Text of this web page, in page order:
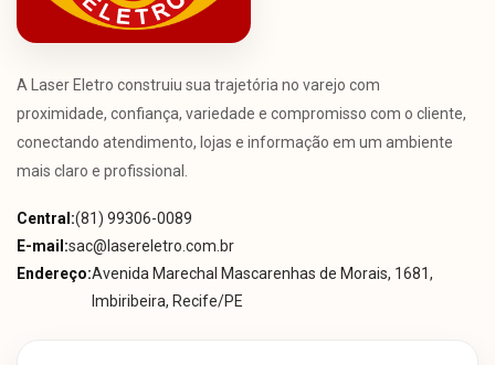
A Laser Eletro construiu sua trajetória no varejo com
proximidade, confiança, variedade e compromisso com o cliente,
conectando atendimento, lojas e informação em um ambiente
mais claro e profissional.
Central:(81) 99306-0089
E-mail:sac@lasereletro.com.br
Endereço:Avenida Marechal Mascarenhas de Morais, 1681,
Imbiribeira, Recife/PE